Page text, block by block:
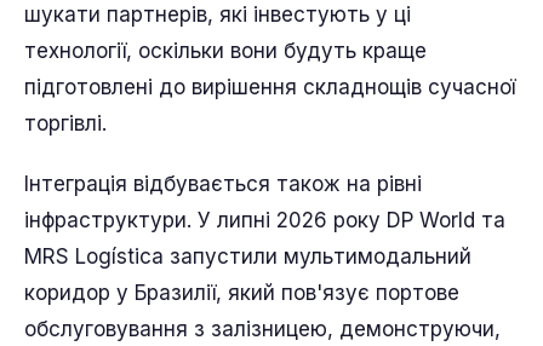
шукати партнерів, які інвестують у ці
технології, оскільки вони будуть краще
підготовлені до вирішення складнощів сучасної
торгівлі.
Інтеграція відбувається також на рівні
інфраструктури. У липні 2026 року DP World та
MRS Logística запустили мультимодальний
коридор у Бразилії, який пов'язує портове
обслуговування з залізницею, демонструючи,